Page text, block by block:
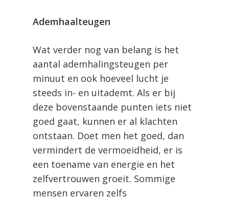
Ademhaalteugen
Wat verder nog van belang is het
aantal ademhalingsteugen per
minuut en ook hoeveel lucht je
steeds in- en uitademt. Als er bij
deze bovenstaande punten iets niet
goed gaat, kunnen er al klachten
ontstaan. Doet men het goed, dan
vermindert de vermoeidheid, er is
een toename van energie en het
zelfvertrouwen groeit. Sommige
mensen ervaren zelfs